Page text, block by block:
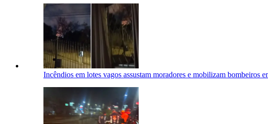
Incêndios em lotes vagos assustam moradores e mobilizam bombeiros